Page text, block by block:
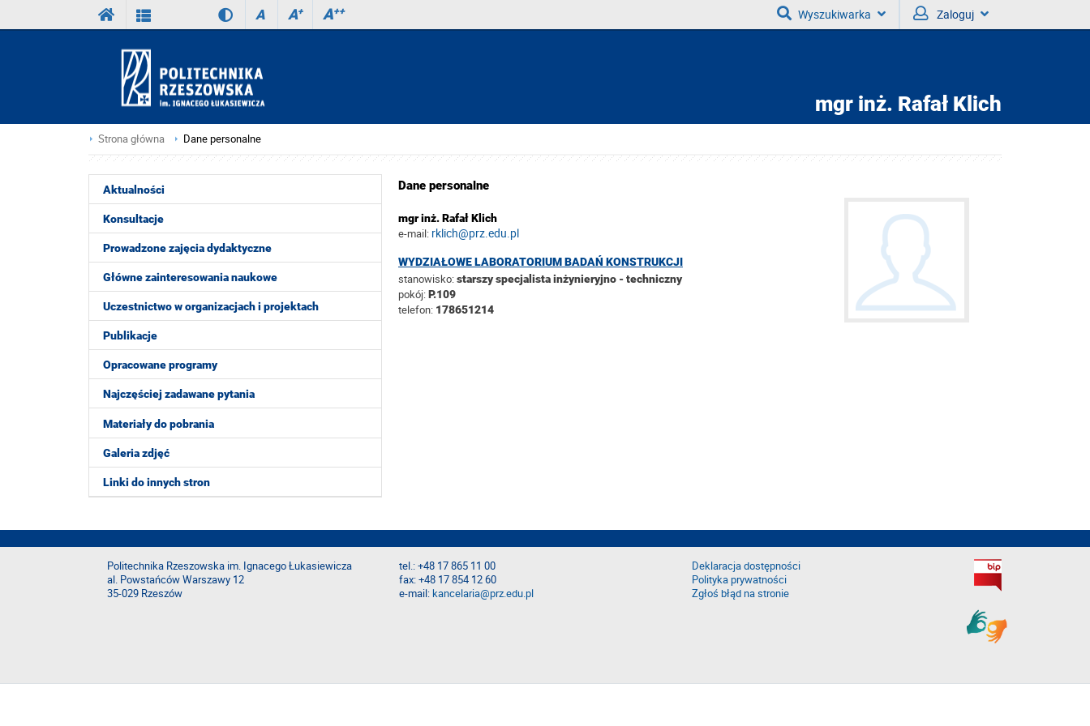
A A+ A++ Wyszukiwarka Zaloguj
mgr inż. Rafał Klich
Strona główna Dane personalne
Aktualności
Konsultacje
Prowadzone zajęcia dydaktyczne
Główne zainteresowania naukowe
Uczestnictwo w organizacjach i projektach
Publikacje
Opracowane programy
Najczęściej zadawane pytania
Materiały do pobrania
Galeria zdjęć
Linki do innych stron
Dane personalne
mgr inż. Rafał Klich
e-mail: rklich@prz.edu.pl
WYDZIAŁOWE LABORATORIUM BADAŃ KONSTRUKCJI
stanowisko:starszy specjalista inżynieryjno - techniczny
pokój:P.109
telefon: 178651214
Politechnika Rzeszowska im. Ignacego Łukasiewicza
al. Powstańców Warszawy 12
35-029 Rzeszów
tel.: +48 17 865 11 00
fax: +48 17 854 12 60
e-mail:kancelaria@prz.edu.pl
Deklaracja dostępności
Polityka prywatności
Zgłoś błąd na stronie